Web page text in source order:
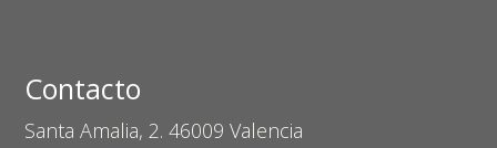
Contacto
Santa Amalia, 2. 46009 Valencia